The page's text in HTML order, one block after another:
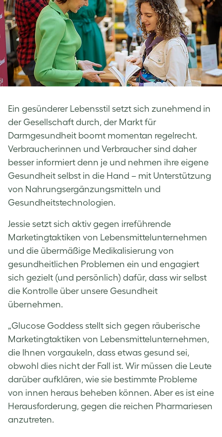
Ein gesünderer Lebensstil setzt sich zunehmend in
der Gesellschaft durch, der Markt für
Darmgesundheit boomt momentan regelrecht.
Verbraucherinnen und Verbraucher sind daher
besser informiert denn je und nehmen ihre eigene
Gesundheit selbst in die Hand – mit Unterstützung
von Nahrungsergänzungsmitteln und
Gesundheitstechnologien.
Jessie setzt sich aktiv gegen irreführende
Marketingtaktiken von Lebensmittelunternehmen
und die übermäßige Medikalisierung von
gesundheitlichen Problemen ein und engagiert
sich gezielt (und persönlich) dafür, dass wir selbst
die Kontrolle über unsere Gesundheit
übernehmen.
„Glucose Goddess stellt sich gegen räuberische
Marketingtaktiken von Lebensmittelunternehmen,
die Ihnen vorgaukeln, dass etwas gesund sei,
obwohl dies nicht der Fall ist. Wir müssen die Leute
darüber aufklären, wie sie bestimmte Probleme
von innen heraus beheben können. Aber es ist eine
Herausforderung, gegen die reichen Pharmariesen
anzutreten.